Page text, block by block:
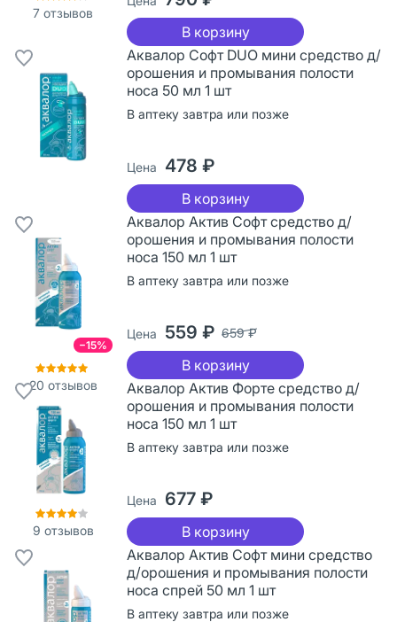
7 отзывов
В корзину
Аквалор Софт DUO мини средство д/
орошения и промывания полости
носа 50 мл 1 шт
В аптеку завтра или позже
Цена 478 ₽
В корзину
−15%
20 отзывов
Аквалор Актив Софт средство д/
орошения и промывания полости
носа 150 мл 1 шт
В аптеку завтра или позже
Цена 559 ₽ 659 ₽
В корзину
9 отзывов
Аквалор Актив Форте средство д/
орошения и промывания полости
носа 150 мл 1 шт
В аптеку завтра или позже
Цена 677 ₽
В корзину
Аквалор Актив Софт мини средство
д/орошения и промывания полости
носа спрей 50 мл 1 шт
В аптеку завтра или позже